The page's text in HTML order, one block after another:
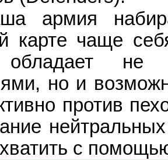
армия
карте чаще
обладает не
но и
против
с